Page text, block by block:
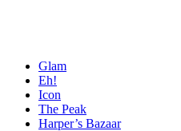
Glam
Eh!
Icon
The Peak
Harper’s Bazaar